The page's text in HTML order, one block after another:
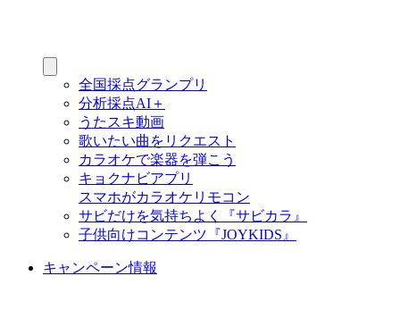
全国採点グランプリ
分析採点AI＋
うたスキ動画
歌いたい曲をリクエスト
カラオケで楽器を弾こう
キョクナビアプリ
スマホがカラオケリモコン
サビだけを気持ちよく『サビカラ』
子供向けコンテンツ『JOYKIDS』
キャンペーン情報